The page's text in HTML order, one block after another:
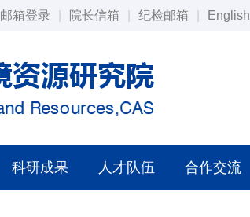
邮箱登录 院长信箱 纪检邮箱 English
科研成果 人才队伍 合作交流